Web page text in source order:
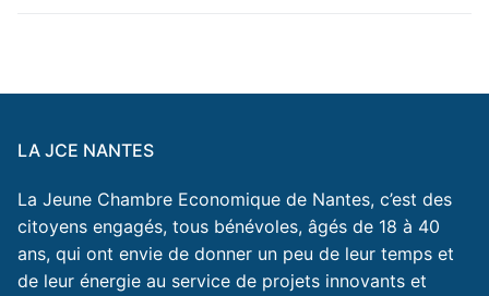
LA JCE NANTES
La Jeune Chambre Economique de Nantes, c’est des
citoyens engagés, tous bénévoles, âgés de 18 à 40
ans, qui ont envie de donner un peu de leur temps et
de leur énergie au service de projets innovants et